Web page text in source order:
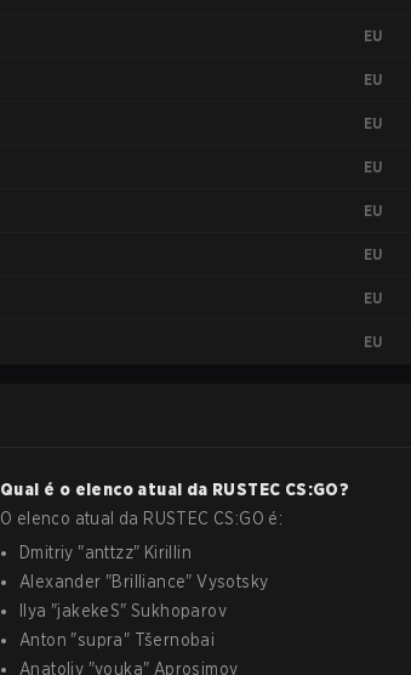
EU
EU
EU
EU
EU
EU
EU
EU
Qual é o elenco atual da RUSTEC CS:GO?
O elenco atual da RUSTEC CS:GO é:
Dmitriy "anttzz" Kirillin
Alexander "Brilliance"Vysotsky
Ilya "jakekeS"Sukhoparov
Anton "supra" Tšernobai
Anatoliy "youka" Aprosimov